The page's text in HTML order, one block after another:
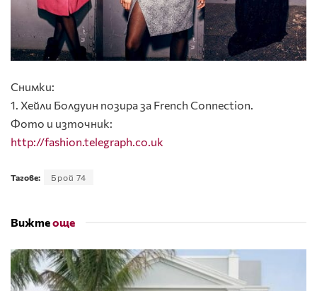
Снимки:
1. Хейли Болдуин позира за French Connection.
Фото и източник:
http://fashion.telegraph.co.uk
Тагове: Брой 74
Вижтеоще